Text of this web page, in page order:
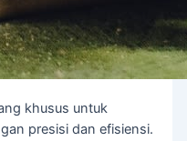
khusus untuk
presisi dan efisiensi.